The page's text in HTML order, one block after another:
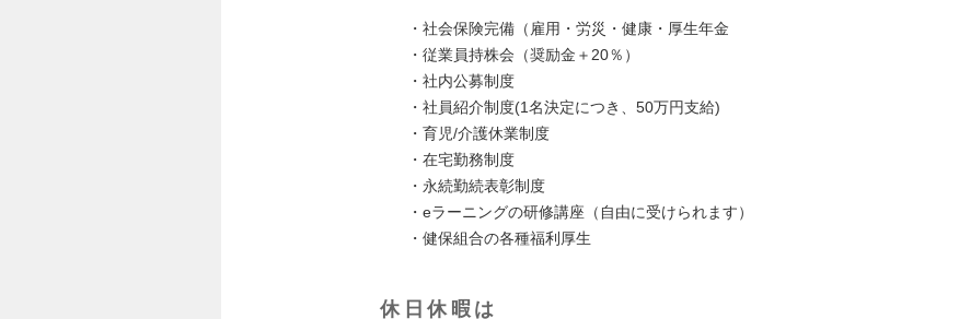
・社会保険完備（雇用・労災・健康・厚生年金
・従業員持株会（奨励金＋20％）
・社内公募制度
・社員紹介制度(1名決定につき、50万円支給)
・育児/介護休業制度
・在宅勤務制度
・永続勤続表彰制度
・eラーニングの研修講座（自由に受けられます）
・健保組合の各種福利厚生
休日休暇は